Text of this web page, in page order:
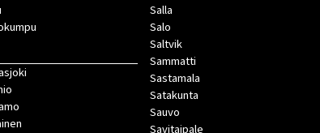
Salla
Salo
Saltvik
Sammatti
Sastamala
Satakunta
Sauvo
Savitaipale